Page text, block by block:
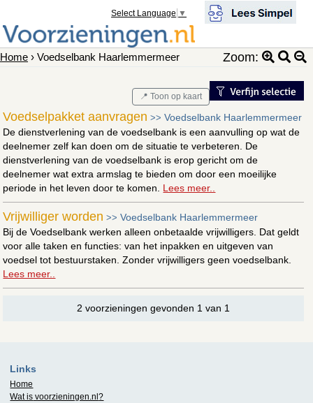
Select Language ▼
Home › Voedselbank Haarlemmermeer Zoom:
📍 Toon op kaart
Voedselpakket aanvragen >>Voedselbank Haarlemmermeer
De dienstverlening van de voedselbank is een aanvulling op wat de
deelnemer zelf kan doen om de situatie te verbeteren. De
dienstverlening van de voedselbank is erop gericht om de
deelnemer wat extra armslag te bieden om door een moeilijke
periode in het leven door te komen. Lees meer..
Vrijwilliger worden >>Voedselbank Haarlemmermeer
Bij de Voedselbank werken alleen onbetaalde vrijwilligers. Dat geldt
voor alle taken en functies: van het inpakken en uitgeven van
voedsel tot bestuurstaken. Zonder vrijwilligers geen voedselbank.
Lees meer..
2 voorzieningen gevonden 1 van 1
Links
Home
Wat is voorzieningen.nl?